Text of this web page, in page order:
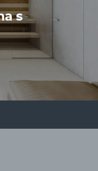
s